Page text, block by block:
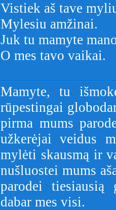
Vistiek aš tave
Mylesiu amžinai.
Juk tu mamyte
O mes tavo vaikai.
Mamyte, tu
rūpestingai
pirma mums
užkerėjai veidus
mylėti skausmą ir
nušluostei mums
parodei
dabar mes visi.